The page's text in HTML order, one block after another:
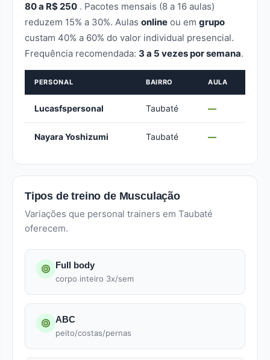
80 a R$ 250 . Pacotes mensais (8 a 16 aulas)
reduzem 15% a 30%. Aulas online ou em grupo
custam 40% a 60% do valor individual presencial.
Frequência recomendada: 3 a 5 vezes por semana.
PERSONAL BAIRRO AULA
Lucasfspersonal Taubaté —
Nayara Yoshizumi Taubaté —
Tipos de treino de Musculação
Variações que personal trainers em Taubaté
oferecem.
Full body
corpo inteiro 3x/sem
ABC
peito/costas/pernas